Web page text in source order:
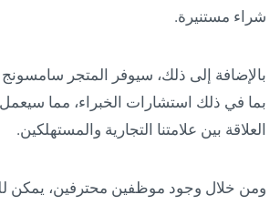
شراء مستنيرة.
بالإضافة إلى ذلك، سيوفر المتجر
بما في ذلك استشارات الخبراء، مما
العلاقة بين علامتنا التجارية والمستهلكين.
ومن خلال وجود موظفين محترفين، يمكن